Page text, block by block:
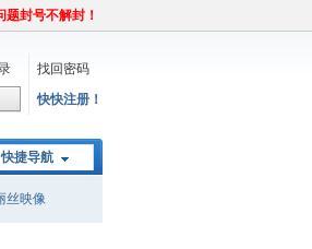
封号不解封！
找回密码
快快注册！
快捷导航
丝映像